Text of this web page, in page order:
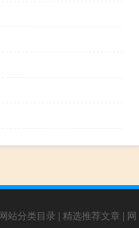
网站分类目录 | 精选推荐文章 | 网